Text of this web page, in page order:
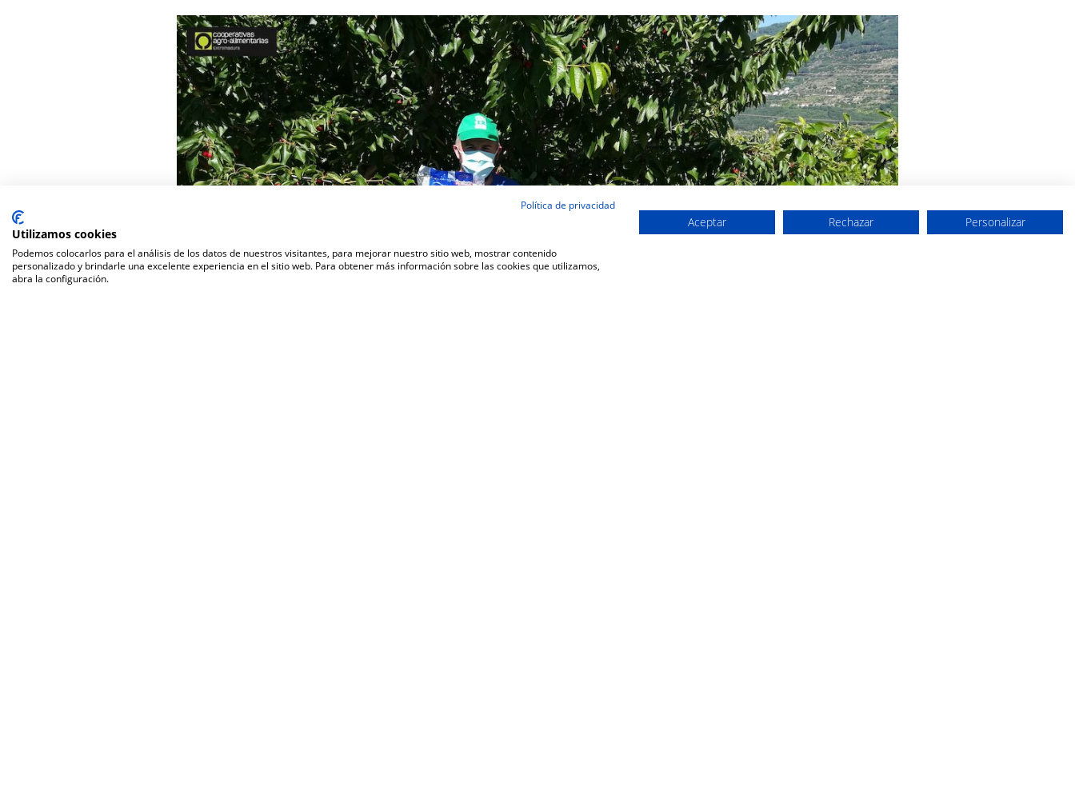
Política de privacidad
Utilizamos cookies
Podemos colocarlos para el análisis de los datos de nuestros visitantes, para mejorar nuestro sitio web, mostrar contenido
personalizado y brindarle una excelente experiencia en el sitio web. Para obtener más información sobre las cookies que utilizamos,
abra la configuración.
Aceptar Rechazar Personalizar